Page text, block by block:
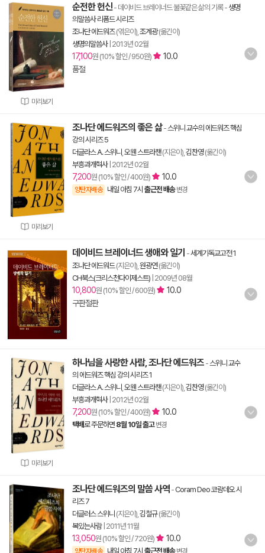
미리보기
순전한 헌신- 데이비드 브레이너드 불꽃같은 삶의 기록- 생명
의말씀사 리폼드 시리즈
조나단 에드워즈(엮은이), 조계광(옮긴이)
생명의말씀사| 2013년 02월
17,100원 (10% 할인 / 950원)
10.0
품절
미리보기
조나단 에드워즈의 좋은 삶-스위니 교수의 에드워즈 핵심
강의 시리즈 5
더글라스 A. 스위니 오웬 스트라챈(지은이), 김찬영(옮긴이)
부흥과개혁사| 2012년 02월
7,200원 (10% 할인 / 400원) 10.0
양탄자배송 내일 아침 7시 출근전 배송 변경
데이비드 브레이너드 생애와 일기 -세계기독교고전 1
조나단 에드워드(지은이), 원광연(옮긴이)
CH북스(크리스천다이제스트) 2009년 08월
10,800원 (10% 할인 / 600원)
10.0
구판절판
미리보기
하나님을 사랑한 사람, 조나단 에드워즈 -스위니 교수
의 에드워즈 핵심 강의 시리즈 1
더글라스 A. 스위니 오웬 스트라챈(지은이), 김찬영(옮긴이)
부흥과개혁사| 2012년 02월
7,200원 (10% 할인 / 400원) 10.0
택배로 주문하면 8월 10일 출고 변경
조나단 에드워즈의 말씀 사역 -Coram Deo 코람데오 시
리즈 7
더글러스 스위니 (지은이), 김철규(옮긴이)
복있는사람| 2011년 11월
13,050원 (10% 할인 / 720원) 10.0
양탄자배송 내일 아침 7시 출근전 배송 변경